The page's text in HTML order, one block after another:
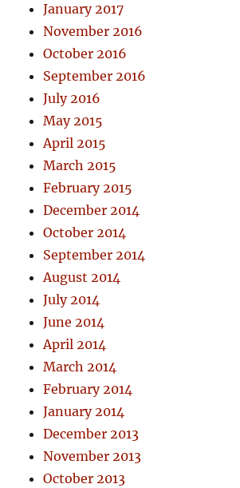
January 2017
November 2016
October 2016
September 2016
July 2016
May 2015
April 2015
March 2015
February 2015
December 2014
October 2014
September 2014
August 2014
July 2014
June 2014
April 2014
March 2014
February 2014
January 2014
December 2013
November 2013
October 2013